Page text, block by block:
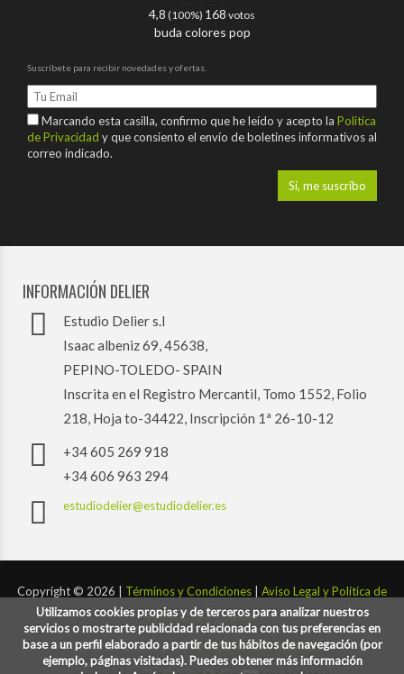
Utilizamos cookies propias y de terceros para analizar nuestros
servicios o mostrarte publicidad relacionada con tus preferencias en
base a un perfil elaborado a partir de tus hábitos de navegación (por
ejemplo, páginas visitadas). Puedes obtener más información
4,8 (100%) 168 votos
buda colores pop
Suscríbete para recibir novedades y ofertas.
Marcando esta casilla, confirmo que he leído y acepto la Política
de Privacidad y que consiento el envío de boletines informativos al
correo indicado.
INFORMACIÓN DELIER
Estudio Delier s.l
Isaac albeniz 69, 45638,
PEPINO-TOLEDO- SPAIN
Inscrita en el Registro Mercantil, Tomo 1552, Folio
218, Hoja to-34422, Inscripción 1ª 26-10-12
+34 605 269 918
+34 606 963 294
estudiodelier@estudiodelier.es
Copyright © 2026 | Términos y Condiciones
Aviso Legal y Política de
Privacidad y Cookies
Desarrollado por:codigoconsentido.com